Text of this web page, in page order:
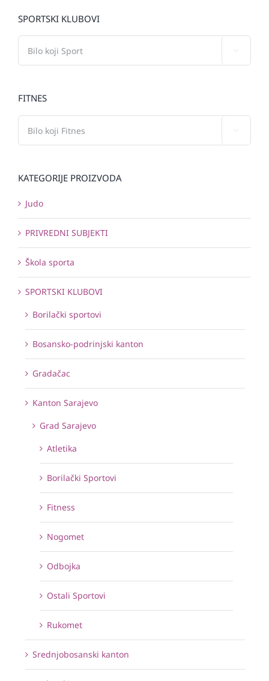
SPORTSKI KLUBOVI
FITNES
KATEGORIJE PROIZVODA
Judo
PRIVREDNI SUBJEKTI
Škola sporta
SPORTSKI KLUBOVI
Borilački sportovi
Bosansko-podrinjski kanton
Gradačac
Kanton Sarajevo
Grad Sarajevo
Atletika
Borilački Sportovi
Fitness
Nogomet
Odbojka
Ostali Sportovi
Rukomet
Srednjobosanski kanton